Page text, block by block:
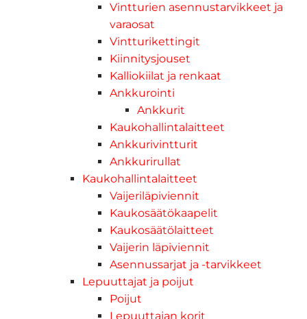
Vintturien asennustarvikkeet ja
varaosat
Vintturikettingit
Kiinnitysjouset
Kalliokiilat ja renkaat
Ankkurointi
Ankkurit
Kaukohallintalaitteet
Ankkurivintturit
Ankkurirullat
Kaukohallintalaitteet
Vaijeriläpiviennit
Kaukosäätökaapelit
Kaukosäätölaitteet
Vaijerin läpiviennit
Asennussarjat ja -tarvikkeet
Lepuuttajat ja poijut
Poijut
Lepuuttajan korit